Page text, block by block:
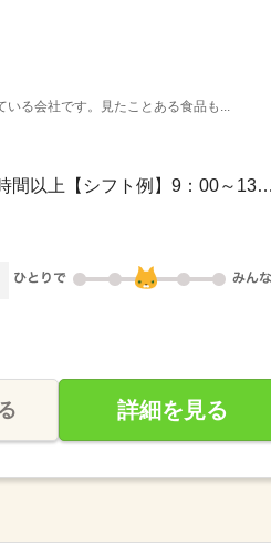
る会社です。見たことある食品も...
長期 / 09：00～19：009：00～19：00 （拘束時間）3
詳細を見る